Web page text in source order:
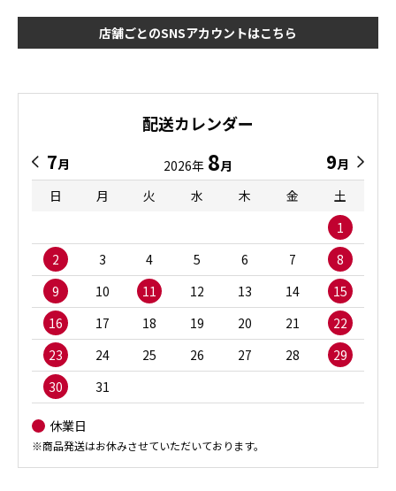
店舗ごとのSNSアカウントはこちら
配送カレンダー
7月 2026年 8月 9月
日
月 火 水 木 金
土
1
2
3 4 5 6 7
8
9
10 11 12 13 14
15
16
17 18 19 20 21
22
23
24 25 26 27 28
29
30
31
休業日
※商品発送はお休みさせていただいております。